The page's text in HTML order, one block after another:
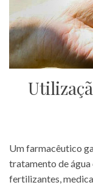
Um farmacêutico
tratamento de
fertilizantes,